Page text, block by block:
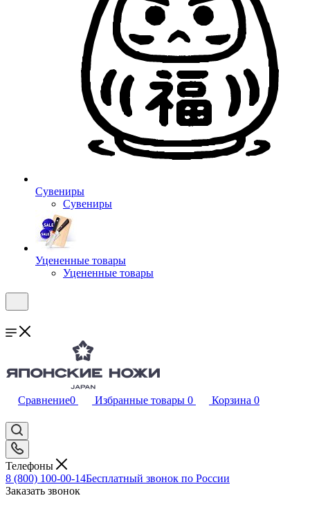
Сувениры
Сувениры
Уцененные товары
Уцененные товары
Сравнение0 Избранные товары 0 Корзина 0
Телефоны
8 (800) 100-00-14Бесплатный звонок по России
Заказать звонок